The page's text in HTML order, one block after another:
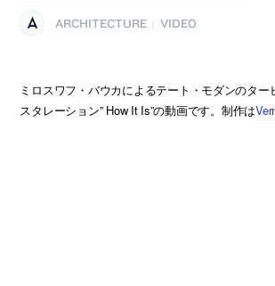
ARCHITECTURE VIDEO
ミロスワフ・バウカによるテート・モダンのター
スタレーション” How It Is”の動画です。制作は